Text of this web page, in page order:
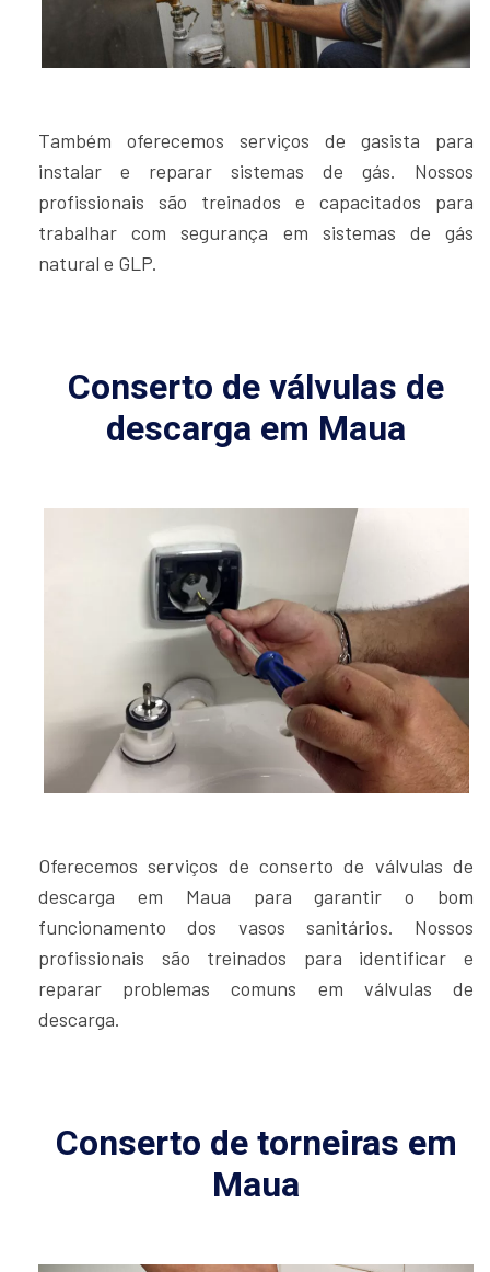
Também oferecemos serviços de gasista para
instalar e reparar sistemas de gás. Nossos
profissionais são treinados e capacitados para
trabalhar com segurança em sistemas de gás
natural e GLP.
Conserto de válvulas de
descarga em Maua
Oferecemos serviços de conserto de válvulas de
descarga em Maua para garantir o bom
funcionamento dos vasos sanitários. Nossos
profissionais são treinados para identificar e
reparar problemas comuns em válvulas de
descarga.
Conserto de torneiras em
Maua